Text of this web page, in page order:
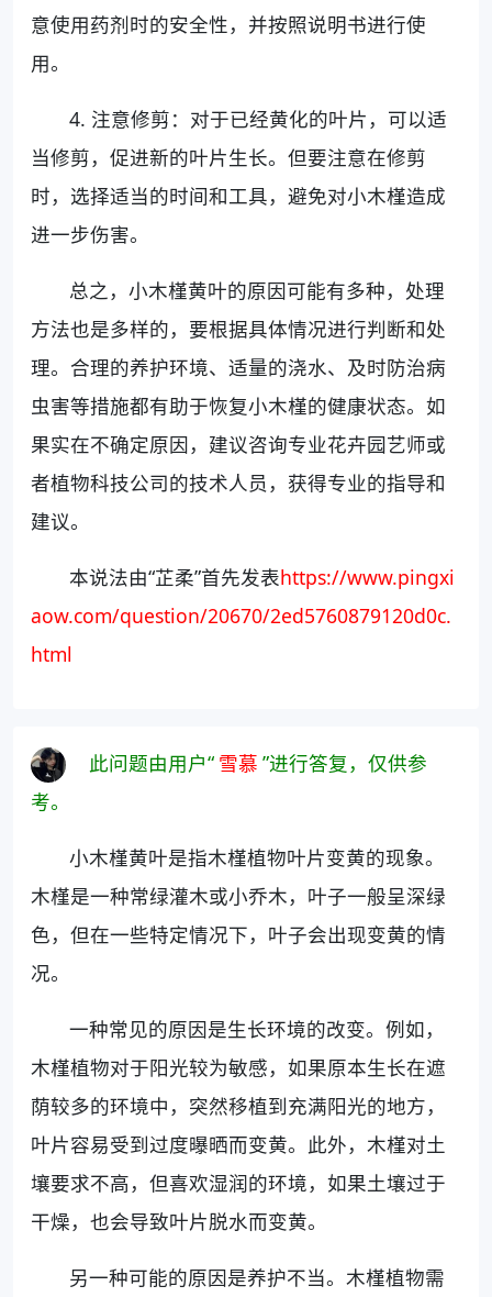
意使用药剂时的安全性，并按照说明书进行使
用。
4. 注意修剪：对于已经黄化的叶片，可以适
当修剪，促进新的叶片生长。但要注意在修剪
时，选择适当的时间和工具，避免对小木槿造成
进一步伤害。
总之，小木槿黄叶的原因可能有多种，处理
方法也是多样的，要根据具体情况进行判断和处
理。合理的养护环境、适量的浇水、及时防治病
虫害等措施都有助于恢复小木槿的健康状态。如
果实在不确定原因，建议咨询专业花卉园艺师或
者植物科技公司的技术人员，获得专业的指导和
建议。
本说法由“芷柔”首先发表https://www.pingxi
aow.com/question/20670/2ed5760879120d0c.
html
此问题由用户“ 雪慕 ”进行答复，仅供参
考。
小木槿黄叶是指木槿植物叶片变黄的现象。
木槿是一种常绿灌木或小乔木，叶子一般呈深绿
色，但在一些特定情况下，叶子会出现变黄的情
况。
一种常见的原因是生长环境的改变。例如，
木槿植物对于阳光较为敏感，如果原本生长在遮
荫较多的环境中，突然移植到充满阳光的地方，
叶片容易受到过度曝晒而变黄。此外，木槿对土
壤要求不高，但喜欢湿润的环境，如果土壤过于
干燥，也会导致叶片脱水而变黄。
另一种可能的原因是养护不当。木槿植物需